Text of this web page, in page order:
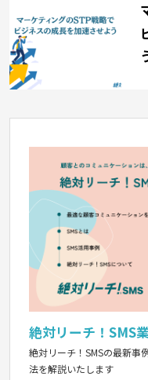
絶対リーチ！SMS
絶対リーチ！SMSの最新事
法を解説いたします